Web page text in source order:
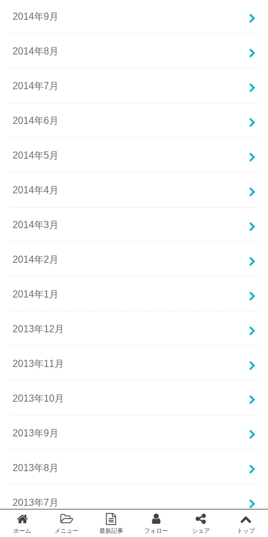
2014年9月
2014年8月
2014年7月
2014年6月
2014年5月
2014年4月
2014年3月
2014年2月
2014年1月
2013年12月
2013年11月
2013年10月
2013年9月
2013年8月
2013年7月
ホーム メニュー 最新記事 フォロー シェア トップ
Twitter facebook